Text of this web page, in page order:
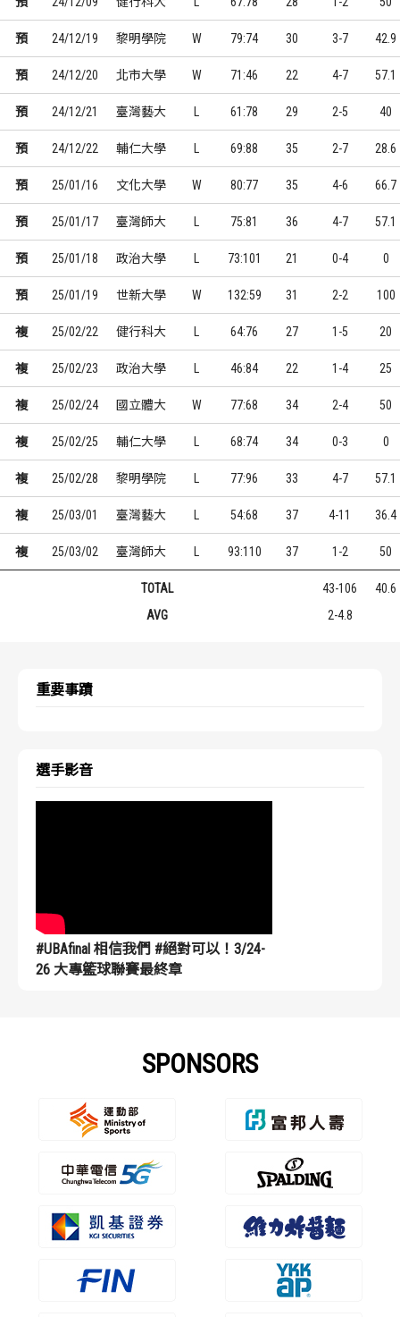
預 24/12/19 黎明學院 W 79:74 30 3-7 42.9
預 24/12/20 北市大學 W 71:46 22 4-7 57.1
預 24/12/21 臺灣藝大 61:78 29 2-5 40
預 24/12/22 輔仁大學 69:88 35 2-7 28.6
預 25/01/16 文化大學 W 80:77 35 4-6 66.7
預 25/01/17 臺灣師大 75:81 36 4-7 57.1
預 25/01/18 政治大學 73:101 21 0-4 0
預 25/01/19 世新大學 W 132:59 31 2-2 100
複 25/02/22 健行科大 64:76 27 1-5 20
複 25/02/23 政治大學 46:84 22 1-4 25
複 25/02/24 國立體大 W 77:68 34 2-4 50
複 25/02/25 輔仁大學 68:74 34 0-3 0
複 25/02/28 黎明學院 77:96 33 4-7 57.1
複 25/03/01 臺灣藝大 54:68 37 4-11 36.4
複 25/03/02 臺灣師大 93:110 37 1-2 50
TOTAL 43-106
40.6
AVG
2-4.8
重要事蹟
選手影音
#UBAfinal 相信我們 #絕對可以！3/24-
26 大專籃球聯賽最終章
SPONSORS